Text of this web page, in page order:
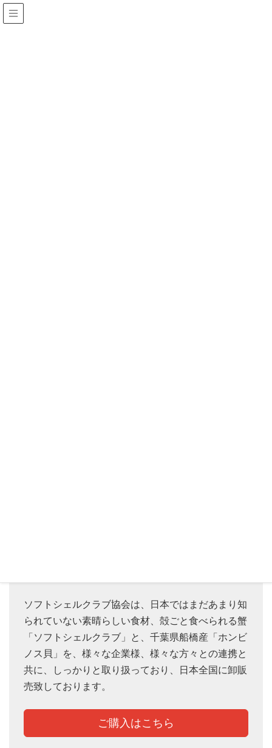
ソフトシェルクラブ協会は、日本ではまだあまり知
られていない素晴らしい食材、殻ごと食べられる蟹
「ソフトシェルクラブ」と、千葉県船橋産「ホンビ
ノス貝」を、様々な企業様、様々な方々との連携と
共に、しっかりと取り扱っており、日本全国に卸販
売致しております。
ご購入はこちら